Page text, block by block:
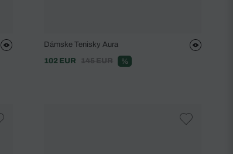
Dámske Tenisky Aura
102 EUR
145 EUR %